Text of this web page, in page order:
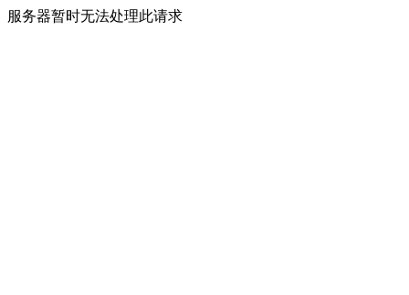
服务器暂时无法处理此请求